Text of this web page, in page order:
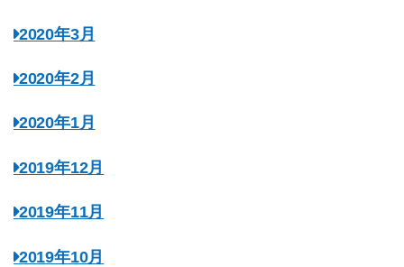
2020年3月
2020年2月
2020年1月
2019年12月
2019年11月
2019年10月